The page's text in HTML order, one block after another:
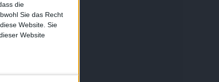
die
Sie das Recht
Website. Sie
Website